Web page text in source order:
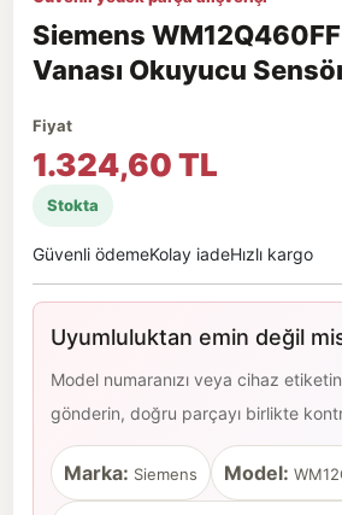
Siemens
Vanası Okuyucu
Fiyat
1.324,60 TL
Stokta
Güvenli ödemeKolay iadeHızlı kargo
Uyumluluktan emin değil
Model numaranızı veya cihaz
gönderin, doğru parçayı birlikte
Marka: Siemens Model: